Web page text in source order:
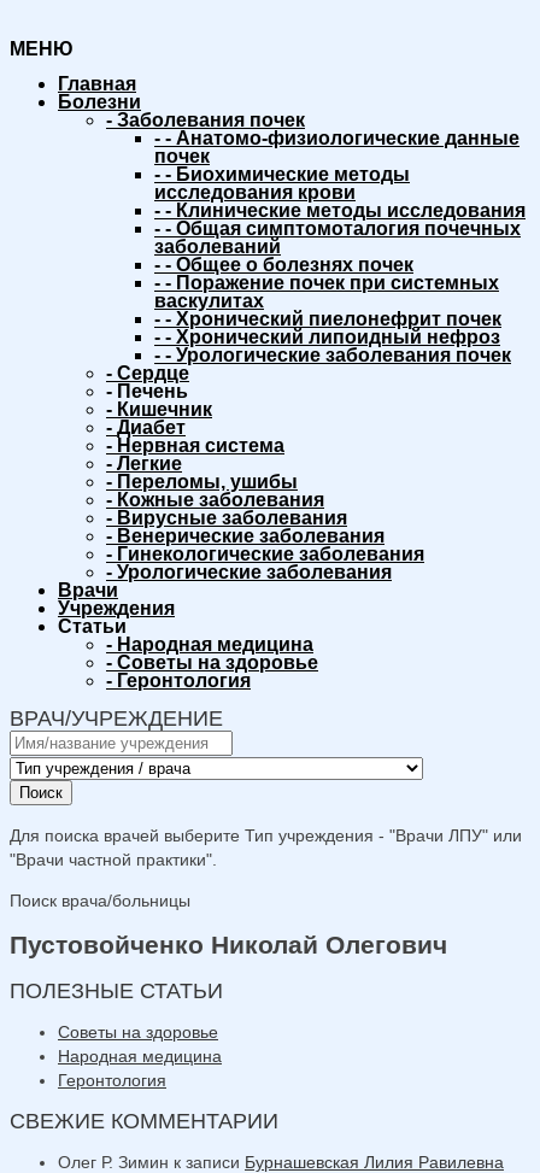
МЕНЮ
Главная
Болезни
- Заболевания почек
- - Анатомо-физиологические данные
почек
- - Биохимические методы
исследования крови
- - Клинические методы исследования
- - Общая симптомоталогия почечных
заболеваний
- - Общее о болезнях почек
- - Поражение почек при системных
васкулитах
- - Хронический пиелонефрит почек
- - Хронический липоидный нефроз
- - Урологические заболевания почек
- Сердце
- Печень
- Кишечник
- Диабет
- Нервная система
- Легкие
- Переломы, ушибы
- Кожные заболевания
- Вирусные заболевания
- Венерические заболевания
- Гинекологические заболевания
- Урологические заболевания
Врачи
Учреждения
Статьи
- Народная медицина
- Советы на здоровье
- Геронтология
ВРАЧ/УЧРЕЖДЕНИЕ
Поиск
Для поиска врачей выберите Тип учреждения - "Врачи ЛПУ" или
"Врачи частной практики".
Поиск врача/больницы
Пустовойченко Николай Олегович
ПОЛЕЗНЫЕ СТАТЬИ
Советы на здоровье
Народная медицина
Геронтология
СВЕЖИЕ КОММЕНТАРИИ
Олег Р. Зимин к записи Бурнашевская Лилия Равилевна